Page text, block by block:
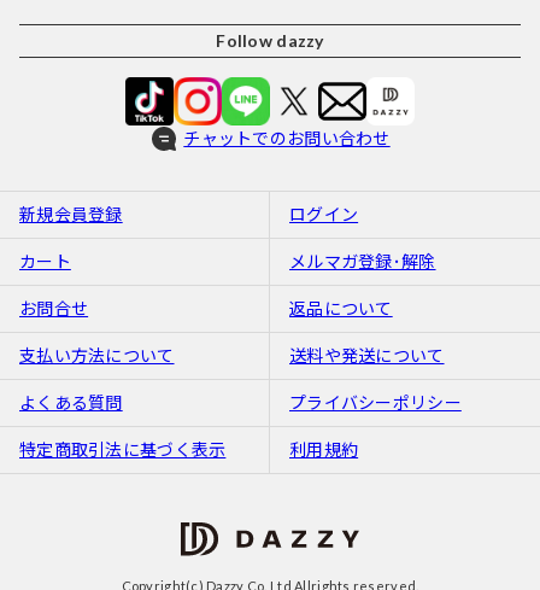
Follow dazzy
チャットでのお問い合わせ
新規会員登録 ログイン
カート メルマガ登録･解除
お問合せ 返品について
支払い方法について 送料や発送について
よくある質問 プライバシーポリシー
特定商取引法に基づく表示 利用規約
Copyright(c) Dazzy Co.,Ltd Allrights reserved.